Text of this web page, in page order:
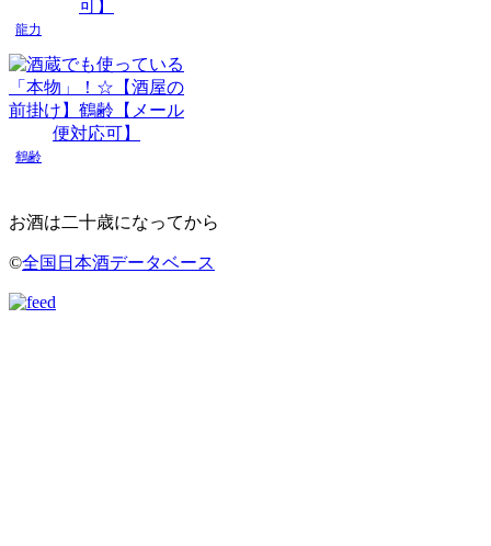
龍力
鶴齢
お酒は二十歳になってから
©全国日本酒データベース